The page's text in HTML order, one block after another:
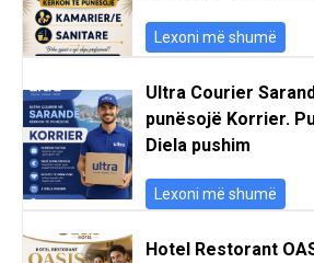
Lexoni më shumë
Ultra Courier
punësojë Korrier.
Diela pushim
Lexoni më shumë
Hotel Restorant